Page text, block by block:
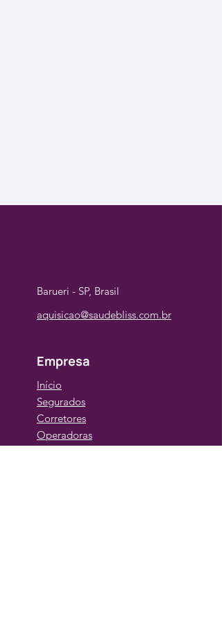
Barueri - SP, Brasil
aquisicao@saudebliss.com.br
Empresa
Início
Segurados
Corretores
Operadoras